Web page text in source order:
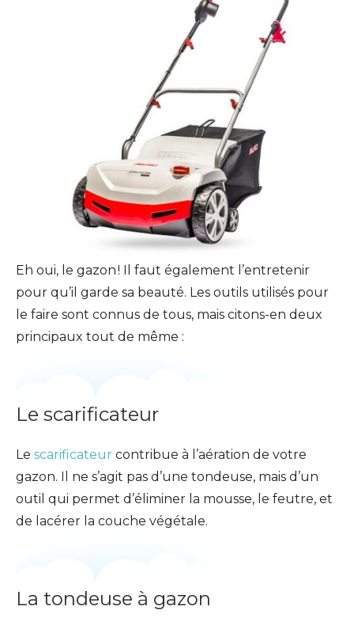
Eh oui, le gazon ! Il faut également l’entretenir
pour qu’il garde sa beauté. Les outils utilisés pour
le faire sont connus de tous, mais citons-en deux
principaux tout de même :
Le scarificateur
Le scarificateur contribue à l’aération de votre
gazon. Il ne s’agit pas d’une tondeuse, mais d’un
outil qui permet d’éliminer la mousse, le feutre, et
de lacérer la couche végétale.
La tondeuse à gazon